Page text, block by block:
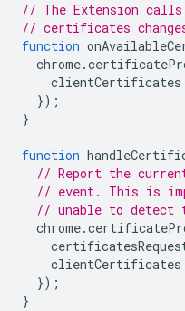
// The Extension
// certificates
function
chrome.
clientCertificates
});
}
function
// Report the
// event. This is
// unable to detect
chrome.
clientCertificates
});
}